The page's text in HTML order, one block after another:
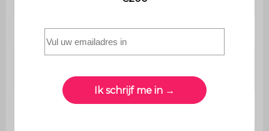
Diepte 88 cm
Diepte zitvlak 55 cm